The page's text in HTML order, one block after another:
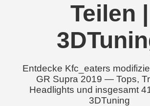
Teilen |
Entdecke Kfc_eaters
GR Supra 2019 — Tops,
Headlights und insgesamt
3DTuning